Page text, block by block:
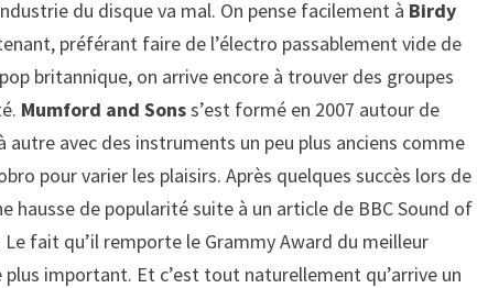
du disque va mal. On pense facilement à Birdy
préférant faire de l’électro passablement vide de
britannique, on arrive encore à trouver des groupes
Mumford and Sonss’est formé en 2007 autour de
avec des instruments un peu plus anciens comme
pour varier les plaisirs. Après quelques succès lors de
de popularité suite à un article de BBC Sound of
fait qu’il remporte le Grammy Award du meilleur
important. Et c’est tout naturellement qu’arrive un